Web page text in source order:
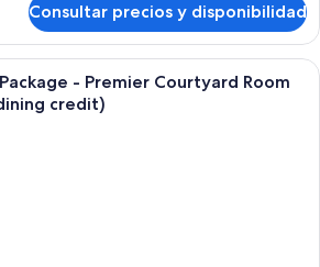
Consultar precios y disponibilidad
Habitación de hotel con dos camas,
- Premier Courtyard Room
credit)